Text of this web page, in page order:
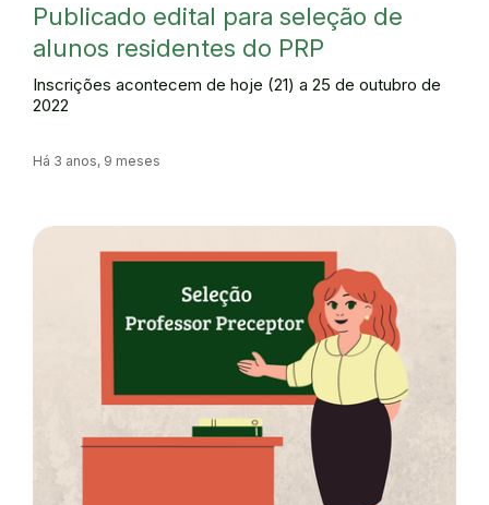
Publicado edital para seleção de
alunos residentes do PRP
Inscrições acontecem de hoje (21) a 25 de outubro de
2022
Há 3 anos, 9 meses